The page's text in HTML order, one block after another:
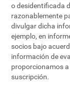
o desidentificada
razonablemente
divulgar dicha
ejemplo, en
socios bajo
información de
proporcionamos
suscripción.